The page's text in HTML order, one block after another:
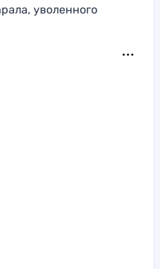
уволенного